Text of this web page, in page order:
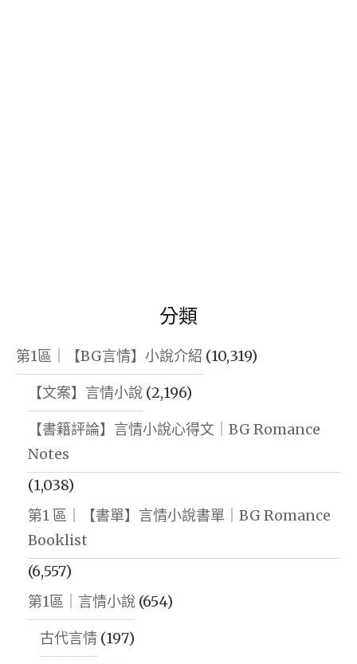
分類
第1區｜【BG言情】小說介紹 (10,319)
【文案】言情小說 (2,196)
【書籍評論】言情小說心得文｜BG Romance
Notes
(1,038)
第1 區｜【書單】言情小說書單｜BG Romance
Booklist
(6,557)
第1區｜言情小說 (654)
古代言情 (197)